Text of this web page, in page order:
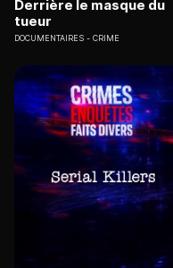
Derrière le masque du
tueur
DOCUMENTAIRES CRIME